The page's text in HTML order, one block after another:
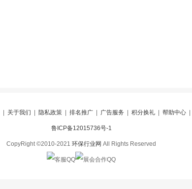
关于我们 隐私政策 排名推广 广告服务 积分换礼 帮助中心
鲁ICP备12015736号-1
CopyRight ©2010-2021 环保行业网 All Rights Reserved